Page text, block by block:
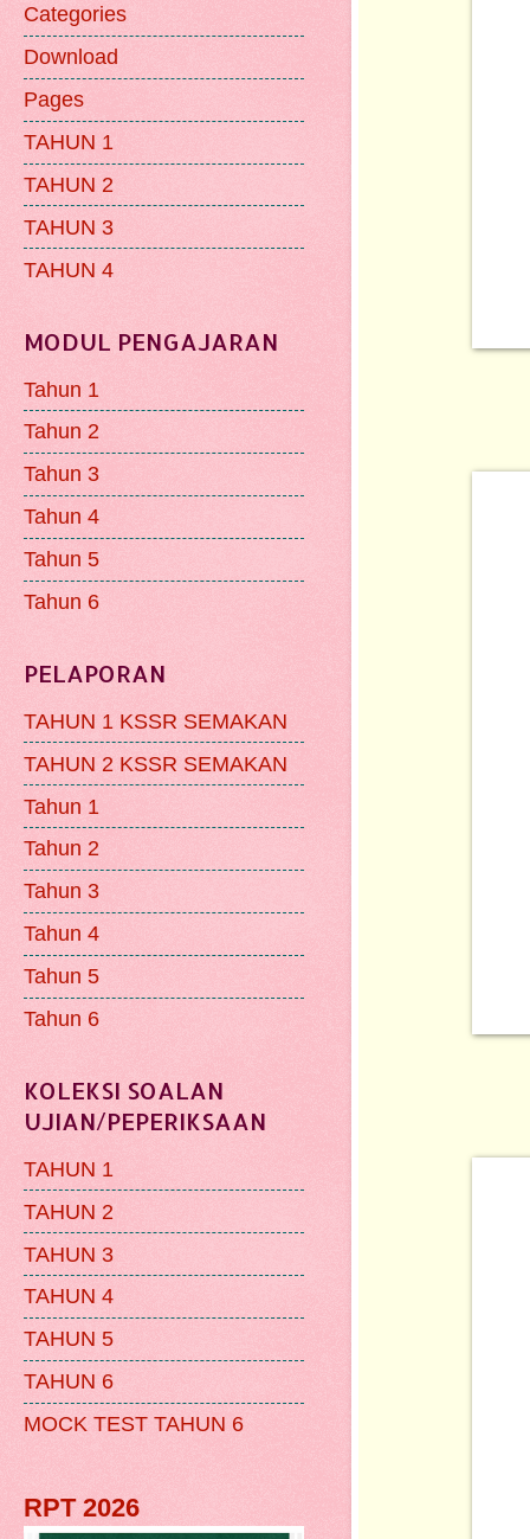
Categories
Download
Pages
TAHUN 1
TAHUN 2
TAHUN 3
TAHUN 4
MODUL PENGAJARAN
Tahun 1
Tahun 2
Tahun 3
Tahun 4
Tahun 5
Tahun 6
PELAPORAN
TAHUN 1 KSSR SEMAKAN
TAHUN 2 KSSR SEMAKAN
Tahun 1
Tahun 2
Tahun 3
Tahun 4
Tahun 5
Tahun 6
KOLEKSI SOALAN
UJIAN/PEPERIKSAAN
TAHUN 1
TAHUN 2
TAHUN 3
TAHUN 4
TAHUN 5
TAHUN 6
MOCK TEST TAHUN 6
RPT 2026